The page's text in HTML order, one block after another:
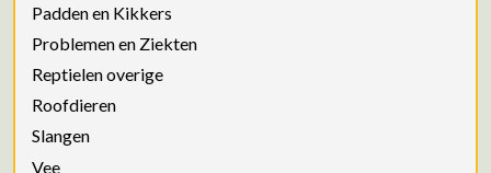
Padden en Kikkers
Problemen en Ziekten
Reptielen overige
Roofdieren
Slangen
Vee